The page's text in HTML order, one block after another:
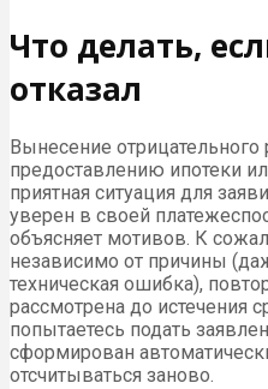
Что делать,
отказал
Вынесение
предоставлению ипотеки
приятная ситуация для
уверен в своей
объясняет мотивов. К
независимо от причины
техническая ошибка),
рассмотрена до истечения
попытаетесь подать
сформирован
отсчитываться заново.